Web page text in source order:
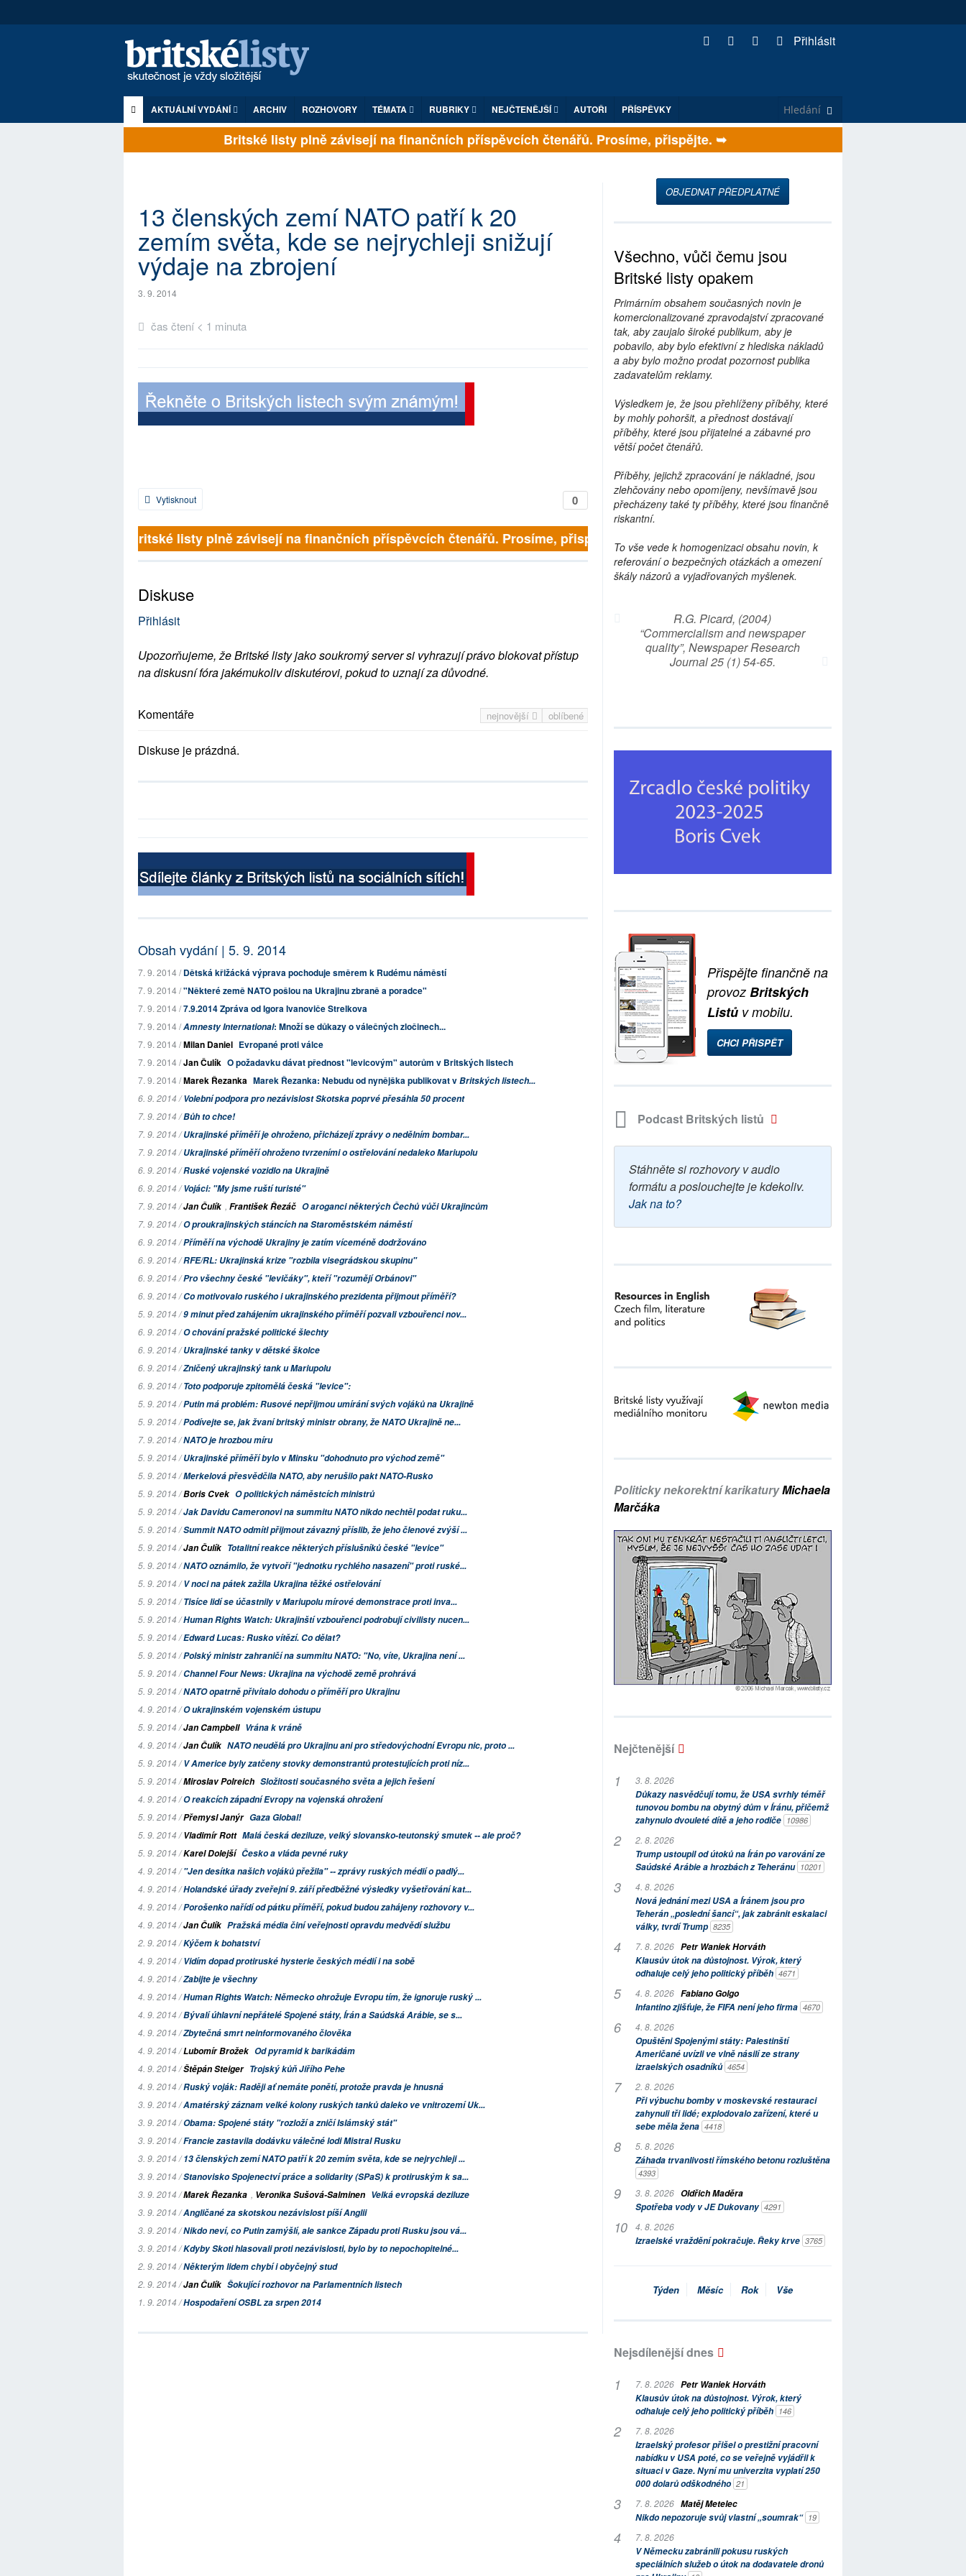
Přihlásit
AKTUÁLNÍ VYDÁNÍ ARCHIV ROZHOVORY TÉMATA RUBRIKY NEJČTENĚJŠÍ AUTOŘI PŘÍSPĚVKY
Britské listy plně závisejí na finančních příspěvcích čtenářů. Prosíme, přispějte. ➥
13 členských zemí NATO patří k 20
zemím světa, kde se nejrychleji snižují
výdaje na zbrojení
3. 9. 2014
čas čtení < 1 minuta
0
Vytisknout
Britské listy plně závisejí na finančních příspěvcích čtenářů. Prosíme, přispějte. ➥
Diskuse
Přihlásit
Upozorňujeme, že Britské listy jako soukromý server si vyhrazují právo blokovat přístup
na diskusní fóra jakémukoliv diskutérovi, pokud to uznají za důvodné.
nejnovější oblíbené
Komentáře
Diskuse je prázdná.
Obsah vydání | 5. 9. 2014
7. 9. 2014 /Dětská křižácká výprava pochoduje směrem k Rudému náměstí
7. 9. 2014 /"Některé země NATO pošlou na Ukrajinu zbraně a poradce"
7. 9. 2014 /7.9.2014 Zpráva od Igora Ivanoviče Strelkova
7. 9. 2014 /Amnesty International: Množí se důkazy o válečných zločinech...
7. 9. 2014 /Milan Daniel Evropané proti válce
7. 9. 2014 /Jan Čulík O požadavku dávat přednost "levicovým" autorům v Britských listech
7. 9. 2014 /Marek Řezanka Marek Řezanka: Nebudu od nynějška publikovat vBritských listech...
6. 9. 2014 /Volební podpora pro nezávislost Skotska poprvé přesáhla 50 procent
7. 9. 2014 /Bůh to chce!
7. 9. 2014 /Ukrajinské příměří je ohroženo, přicházejí zprávy o nedělním bombar...
7. 9. 2014 /Ukrajinské příměří ohroženo tvrzeními o ostřelování nedaleko Mariupolu
6. 9. 2014 /Ruské vojenské vozidlo na Ukrajině
6. 9. 2014 /Vojáci: "My jsme ruští turisté"
7. 9. 2014 /Jan Čulík , František Řezáč O aroganci některých Čechů vůči Ukrajincům
7. 9. 2014 /O proukrajinských stáncích na Staroměstském náměstí
6. 9. 2014 /Příměří na východě Ukrajiny je zatím víceméně dodržováno
6. 9. 2014 /RFE/RL: Ukrajinská krize "rozbila visegrádskou skupinu"
6. 9. 2014 /Pro všechny české "levičáky", kteří "rozumějí Orbánovi"
6. 9. 2014 /Co motivovalo ruského i ukrajinského prezidenta přijmout příměří?
5. 9. 2014 /9 minut před zahájením ukrajinského příměří pozvali vzbouřenci nov...
6. 9. 2014 /O chování pražské politické šlechty
6. 9. 2014 /Ukrajinské tanky v dětské školce
6. 9. 2014 /Zničený ukrajinský tank u Mariupolu
6. 9. 2014 /Toto podporuje zpitomělá česká "levice":
5. 9. 2014 /Putin má problém: Rusové nepřijmou umírání svých vojáků na Ukrajině
5. 9. 2014 /Podívejte se, jak žvaní britský ministr obrany, že NATO Ukrajině ne...
7. 9. 2014 /NATO je hrozbou míru
5. 9. 2014 /Ukrajinské příměří bylo v Minsku "dohodnuto pro východ země"
5. 9. 2014 /Merkelová přesvědčila NATO, aby nerušilo pakt NATO-Rusko
5. 9. 2014 /Boris Cvek O politických náměstcích ministrů
5. 9. 2014 /Jak Davidu Cameronovi na summitu NATO nikdo nechtěl podat ruku...
5. 9. 2014 /Summit NATO odmítl přijmout závazný příslib, že jeho členové zvýší ...
5. 9. 2014 /Jan Čulík Totalitní reakce některých příslušníků české "levice"
5. 9. 2014 /NATO oznámilo, že vytvoří "jednotku rychlého nasazení" proti ruské...
5. 9. 2014 /V noci na pátek zažila Ukrajina těžké ostřelování
5. 9. 2014 /Tisíce lidí se účastnily v Mariupolu mírové demonstrace proti inva...
5. 9. 2014 /Human Rights Watch: Ukrajinští vzbouřenci podrobují civilisty nucen...
5. 9. 2014 /Edward Lucas: Rusko vítězí. Co dělat?
5. 9. 2014 /Polský ministr zahraničí na summitu NATO: "No, víte, Ukrajina není ...
5. 9. 2014 /Channel Four News: Ukrajina na východě země prohrává
5. 9. 2014 /NATO opatrně přivítalo dohodu o příměří pro Ukrajinu
4. 9. 2014 /O ukrajinském vojenském ústupu
5. 9. 2014 /Jan Campbell Vrána k vráně
4. 9. 2014 /Jan Čulík NATO neudělá pro Ukrajinu ani pro středovýchodní Evropu nic, proto ...
5. 9. 2014 /V Americe byly zatčeny stovky demonstrantů protestujících proti níz...
5. 9. 2014 /Miroslav Polreich Složitosti současného světa a jejich řešení
4. 9. 2014 /O reakcích západní Evropy na vojenská ohrožení
5. 9. 2014 /Přemysl Janýr Gaza Global!
5. 9. 2014 /Vladimír Rott Malá česká deziluze, velký slovansko-teutonský smutek -- ale proč?
5. 9. 2014 /Karel Dolejší Česko a vláda pevné ruky
4. 9. 2014 /"Jen desítka našich vojáků přežila" -- zprávy ruských médií o padlý...
4. 9. 2014 /Holandské úřady zveřejní 9. září předběžné výsledky vyšetřování kat...
4. 9. 2014 /Porošenko nařídí od pátku příměří, pokud budou zahájeny rozhovory v...
4. 9. 2014 /Jan Čulík Pražská média činí veřejnosti opravdu medvědí službu
2. 9. 2014 /Kýčem k bohatství
4. 9. 2014 /Vidím dopad protiruské hysterie českých médií i na sobě
4. 9. 2014 /Zabijte je všechny
4. 9. 2014 /Human Rights Watch: Německo ohrožuje Evropu tím, že ignoruje ruský ...
4. 9. 2014 /Bývalí úhlavní nepřátelé Spojené státy, Írán a Saúdská Arábie, se s...
4. 9. 2014 /Zbytečná smrt neinformovaného člověka
4. 9. 2014 /Lubomír Brožek Od pyramid k barikádám
4. 9. 2014 /Štěpán Steiger Trojský kůň Jiřího Pehe
4. 9. 2014 /Ruský voják: Raději ať nemáte ponětí, protože pravda je hnusná
3. 9. 2014 /Amatérský záznam velké kolony ruských tanků daleko ve vnitrozemí Uk...
3. 9. 2014 /Obama: Spojené státy "rozloží a zničí Islámský stát"
3. 9. 2014 /Francie zastavila dodávku válečné lodi Mistral Rusku
3. 9. 2014 /13 členských zemí NATO patří k 20 zemím světa, kde se nejrychleji ...
3. 9. 2014 /Stanovisko Spojenectví práce a solidarity (SPaS) k protiruským k sa...
3. 9. 2014 /Marek Řezanka , Veronika Sušová-Salminen Velká evropská deziluze
3. 9. 2014 /Angličané za skotskou nezávislost píší Anglii
3. 9. 2014 /Nikdo neví, co Putin zamýšlí, ale sankce Západu proti Rusku jsou vá...
3. 9. 2014 /Kdyby Skoti hlasovali proti nezávislosti, bylo by to nepochopitelné...
2. 9. 2014 /Některým lidem chybí i obyčejný stud
2. 9. 2014 /Jan Čulík Šokující rozhovor na Parlamentních listech
1. 9. 2014 /Hospodaření OSBL za srpen 2014
OBJEDNAT PŘEDPLATNÉ
Všechno, vůči čemu jsou
Britské listy opakem
Primárním obsahem současných novin je
komercionalizované zpravodajství zpracované
tak, aby zaujalo široké publikum, aby je
pobavilo, aby bylo efektivní z hlediska nákladů
a aby bylo možno prodat pozornost publika
zadavatelům reklamy.
Výsledkem je, že jsou přehlíženy příběhy, které
by mohly pohoršit, a přednost dostávají
příběhy, které jsou přijatelné a zábavné pro
větší počet čtenářů.
Příběhy, jejichž zpracování je nákladné, jsou
zlehčovány nebo opomíjeny, nevšímavě jsou
přecházeny také ty příběhy, které jsou finančně
riskantní.
To vše vede k homogenizaci obsahu novin, k
referování o bezpečných otázkách a omezení
škály názorů a vyjadřovaných myšlenek.
R.G. Picard, (2004)
“Commercialism and newspaper
quality”, Newspaper Research
Journal 25 (1) 54-65.
Přispějte finančně na
provoz Britských
Listův mobilu.
CHCI PŘISPĚT
Podcast Britských listů
Stáhněte si rozhovory v audio
formátu a poslouchejte je kdekoliv.
Jak na to?
Politicky nekorektní karikaturyMichaela
Marčáka
Nejčtenější
3. 8. 2026
Důkazy nasvědčují tomu, že USA svrhly téměř
tunovou bombu na obytný dům v Íránu, přičemž
zahynulo dvouleté dítě a jeho rodiče 10986
2. 8. 2026
Trump ustoupil od útoků na Írán po varování ze
Saúdské Arábie a hrozbách z Teheránu 10201
4. 8. 2026
Nová jednání mezi USA a Íránem jsou pro
Teherán „poslední šancí“, jak zabránit eskalaci
války, tvrdí Trump 8235
7. 8. 2026 Petr Waniek Horváth
Klausův útok na důstojnost. Výrok, který
odhaluje celý jeho politický příběh 4671
4. 8. 2026 Fabiano Golgo
Infantino zjišťuje, že FIFA není jeho firma 4670
4. 8. 2026
Opuštěni Spojenými státy: Palestinští
Američané uvízli ve vlně násilí ze strany
izraelských osadníků 4654
2. 8. 2026
Při výbuchu bomby v moskevské restauraci
zahynuli tři lidé; explodovalo zařízení, které u
sebe měla žena 4418
5. 8. 2026
Záhada trvanlivosti římského betonu rozluštěna
4393
3. 8. 2026 Oldřich Maděra
Spotřeba vody v JE Dukovany 4291
4. 8. 2026
Izraelské vraždění pokračuje. Řeky krve 3765
Týden Měsíc Rok Vše
Nejsdílenější dnes
7. 8. 2026 Petr Waniek Horváth
Klausův útok na důstojnost. Výrok, který
odhaluje celý jeho politický příběh 146
7. 8. 2026
Izraelský profesor přišel o prestižní pracovní
nabídku v USA poté, co se veřejně vyjádřil k
situaci v Gaze. Nyní mu univerzita vyplatí 250
000 dolarů odškodného 21
7. 8. 2026 Matěj Metelec
Nikdo nepozoruje svůj vlastní „soumrak“ 19
7. 8. 2026
V Německu zabránili pokusu ruských
speciálních služeb o útok na dodavatele dronů